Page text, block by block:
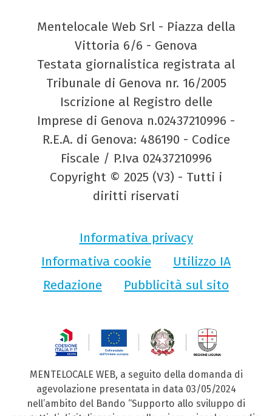
Mentelocale Web Srl - Piazza della
Vittoria 6/6 - Genova
Testata giornalistica registrata al
Tribunale di Genova nr. 16/2005
Iscrizione al Registro delle
Imprese di Genova n.02437210996 -
R.E.A. di Genova: 486190 - Codice
Fiscale / P.Iva 02437210996
Copyright © 2025 (V3) - Tutti i
diritti riservati
Informativa privacy
Informativa cookie
Utilizzo IA
Redazione
Pubblicità sul sito
MENTELOCALE WEB, a seguito della domanda di
agevolazione presentata in data 03/05/2024
nell’ambito del Bando “Supporto allo sviluppo di